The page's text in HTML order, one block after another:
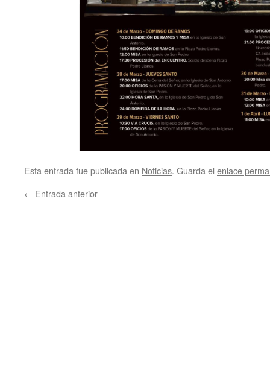
Esta entrada fue publicada en Noticias. Guarda el enlace
← Entrada anterior